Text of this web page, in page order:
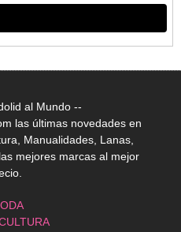
al Mundo --
las últimas novedades en
Manualidades, Lanas,
mejores marcas al mejor